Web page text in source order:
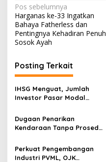
N
a
v
i
g
a
s
i
p
o
s
Pos sebelumnya
Harganas ke-33 Ingatkan
Bahaya Fatherless dan
Pentingnya Kehadiran Penuh
Sosok Ayah
Posting Terkait
IHSG Menguat, Jumlah
Investor Pasar Modal
2026
Dugaan Penarikan
Kendaraan Tanpa Prosedur
Sorotan,WOM Finance Palu
Kembali Diadukan ke OJK
Perkuat Pengembangan
Industri PVML, OJK